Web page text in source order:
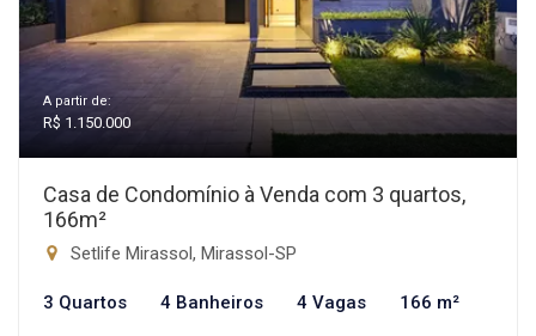
A partir de:
R$ 1.150.000
Casa de Condomínio à Venda com 3 quartos,
166m²
Setlife Mirassol, Mirassol-SP
3 Quartos 4 Banheiros 4 Vagas 166 m²